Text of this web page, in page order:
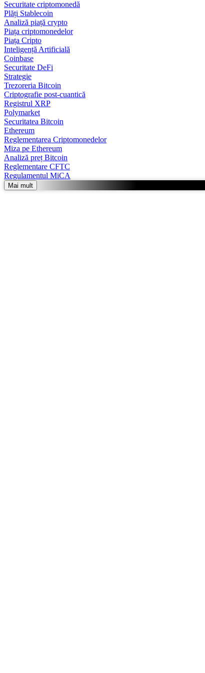
Securitate criptomonedă
Plăți Stablecoin
Analiză piață crypto
Piața criptomonedelor
Piața Cripto
Inteligență Artificială
Coinbase
Securitate DeFi
Strategie
Trezoreria Bitcoin
Criptografie post-cuantică
Registrul XRP
Polymarket
Securitatea Bitcoin
Ethereum
Reglementarea Criptomonedelor
Miza pe Ethereum
Analiză preț Bitcoin
Reglementare CFTC
Regulamentul MiCA
Mai mult